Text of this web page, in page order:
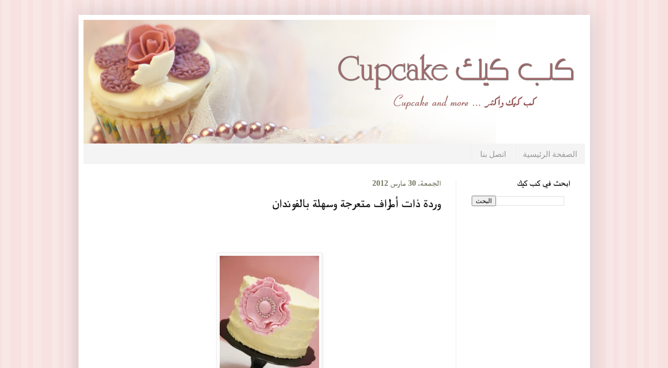
الصفحة الرئيسية اتصل بنا
الجمعة، 30 مارس 2012
وردة ذات أطراف متعرجة وسهلة بالفوندان
ابحث في كب كيك